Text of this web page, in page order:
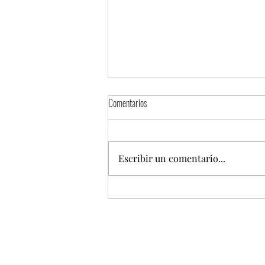
Llega a México “Vista Corona”, el oasis de
Comentarios
Escribir un comentario...